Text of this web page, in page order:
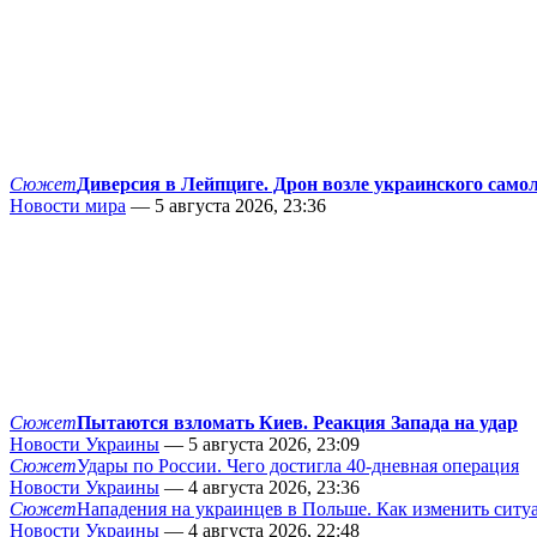
СюжетДиверсия в Лейпциге. Дрон возле украинского
Новости мира — 5 августа 2026, 23:36
СюжетПытаются взломать Киев. Реакция Запада на удар
Новости Украины — 5 августа 2026, 23:09
СюжетУдары по России. Чего достигла 40-дневная операция
Новости Украины — 4 августа 2026, 23:36
СюжетНападения на украинцев в Польше. Как изменить
Новости Украины — 4 августа 2026, 22:48